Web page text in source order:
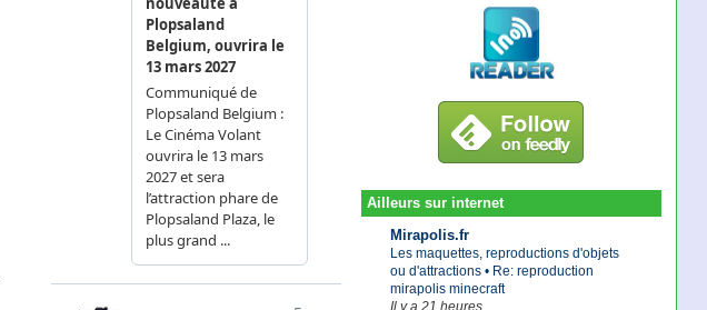
Ailleurs sur internet
Mirapolis.fr
Les maquettes, reproductions d'objets
ou d'attractions • Re: reproduction
mirapolis minecraft
Il y a 21 heures